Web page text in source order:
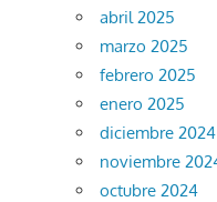
abril 2025
marzo 2025
febrero 2025
enero 2025
diciembre 2024
noviembre
octubre 2024